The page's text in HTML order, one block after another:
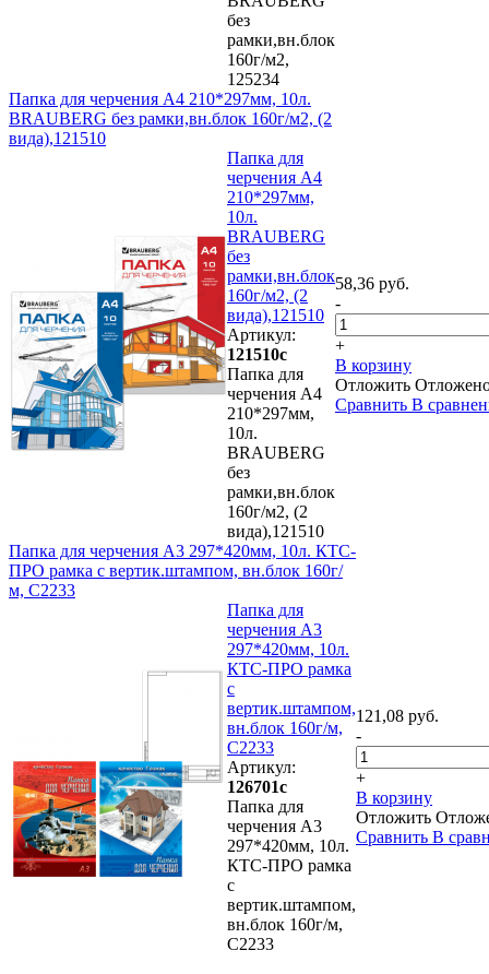
без
рамки,вн.блок
160г/м2,
125234
Папка для черчения А4 210*297мм, 10л.
BRAUBERG без рамки,вн.блок 160г/м2, (2
вида),121510
Папка для
черчения А4
210*297мм,
10л.
BRAUBERG
без
рамки,вн.блок
160г/м2, (2
вида),121510
Артикул:
121510с
Папка для
черчения А4
210*297мм,
10л.
BRAUBERG
без
рамки,вн.блок
160г/м2, (2
вида),121510
58,36 руб.
-
+
В корзину
Отложить
Сравнить В
Папка для черчения А3 297*420мм, 10л. КТС-
ПРО рамка с вертик.штампом, вн.блок 160г/
м, С2233
Папка для
черчения А3
297*420мм, 10л.
КТС-ПРО рамка
с
вертик.штампом,
вн.блок 160г/м,
С2233
Артикул:
126701с
Папка для
черчения А3
297*420мм, 10л.
КТС-ПРО рамка
с
вертик.штампом,
вн.блок 160г/м,
С2233
121,08 руб.
-
+
В корзину
Отложить
Сравнить В